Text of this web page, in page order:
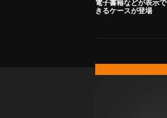
電子書籍などが表示で
きるケースが登場